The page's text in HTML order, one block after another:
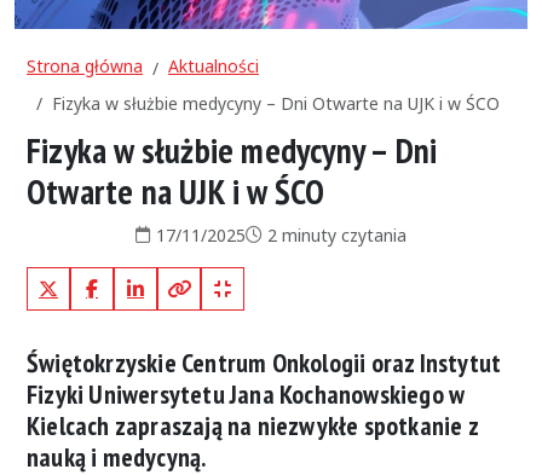
Strona główna
Aktualności
Fizyka w służbie medycyny – Dni Otwarte na UJK i w ŚCO
Fizyka w służbie medycyny – Dni
Otwarte na UJK i w ŚCO
Data publikacji:
17/11/2025Czas czytania:
2 minuty czytania
X (Twitter)FacebookLinkedInKopiuj pełny link
Kopiuj krótki link
Świętokrzyskie Centrum Onkologii oraz Instytut
Fizyki Uniwersytetu Jana Kochanowskiego w
Kielcach zapraszają na niezwykłe spotkanie z
nauką i medycyną.